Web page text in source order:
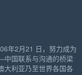
2月21 日，努力成为
国联系与沟通的桥梁
大利亚乃至世界各国各